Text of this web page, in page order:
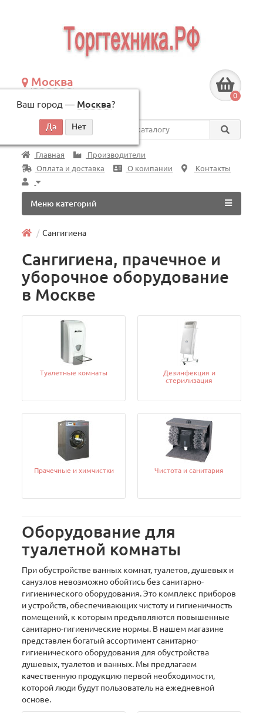
Москва
Ваш город — Москва?
по будням, с 09:00 до 18:00
0
Везде
Главная
Производители
Оплата и доставка
О компании Контакты
Меню категорий
Сангигиена
Сангигиена, прачечное и
уборочное оборудование
в Москве
Туалетные комнаты
Дезинфекция и
стерилизация
Прачечные и химчистки Чистота и санитария
Оборудование для
туалетной комнаты
При обустройстве ванных комнат, туалетов, душевых и
санузлов невозможно обойтись без санитарно-
гигиенического оборудования. Это комплекс приборов
и устройств, обеспечивающих чистоту и гигиеничность
помещений, к которым предъявляются повышенные
санитарно-гигиенические нормы. В нашем магазине
представлен богатый ассортимент санитарно-
гигиенического оборудования для обустройства
душевых, туалетов и ванных. Мы предлагаем
качественную продукцию первой необходимости,
которой люди будут пользователь на ежедневной
основе.